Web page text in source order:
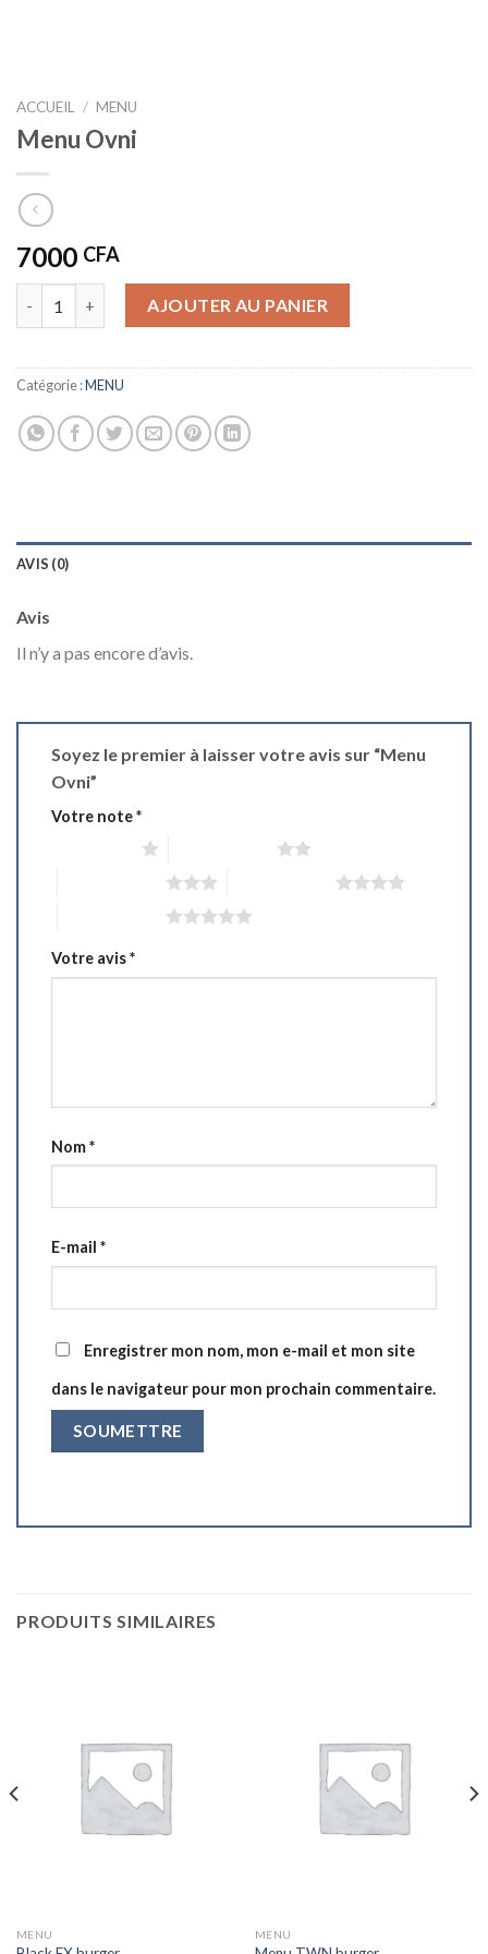
ACCUEIL / MENU
Menu Ovni
7000 CFA
quantité de Menu OvniAJOUTER AU PANIER
Catégorie :MENU
AVIS (0)
Avis
Il n’y a pas encore d’avis.
Soyez le premier à laisser votre avis sur “Menu
Ovni”
Votre note*
Votre avis*
Nom*
E-mail *
Enregistrer mon nom, mon e-mail et mon site
dans le navigateur pour mon prochain commentaire.
PRODUITS SIMILAIRES
MENU MENU